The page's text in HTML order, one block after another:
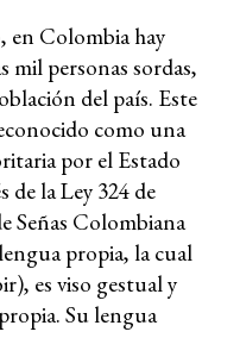
en Colombia hay
mil personas sordas,
del país. Este
como una
por el Estado
de la Ley 324 de
Señas Colombiana
propia, la cual
es viso gestual y
Su lengua